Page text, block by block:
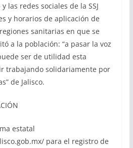
las redes sociales de la SSJ
y horarios de aplicación de
sanitarias en que se
a la población: “a pasar la voz
ser de utilidad esta
trabajando solidariamente por
de Jalisco.
estatal
para el registro de